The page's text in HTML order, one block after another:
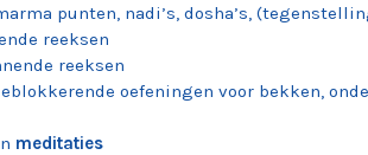
punten, nadi’s, dosha’s,
reeksen
reeksen
oefeningen voor bekken,
meditaties